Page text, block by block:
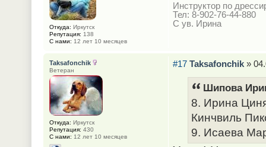
Инструктор по
Тел: 8-902-76-44-880
С ув. Ирина
Откуда: Иркутск
Репутация: 138
С нами: 12 лет 10 месяцев
#17 Taksafonchik»
Шипова
8. Ирина
Кинчвиль
9. Исаева
Taksafonchik
Ветеран
Откуда: Иркутск
Репутация: 430
С нами: 12 лет 10 месяцев